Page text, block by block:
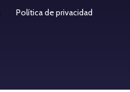
Política de privacidad